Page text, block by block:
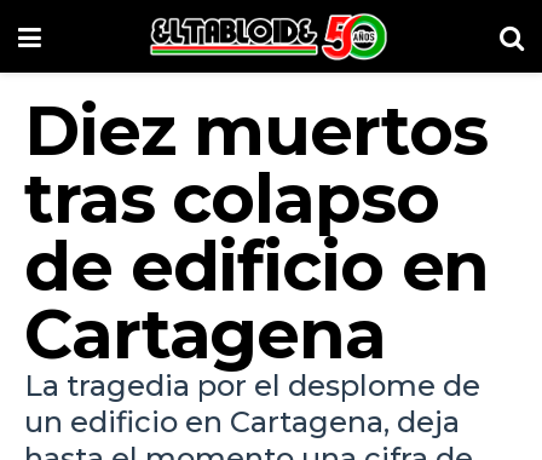
Diez muertos
tras colapso
de edificio en
Cartagena
La tragedia por el desplome de
un edificio en Cartagena, deja